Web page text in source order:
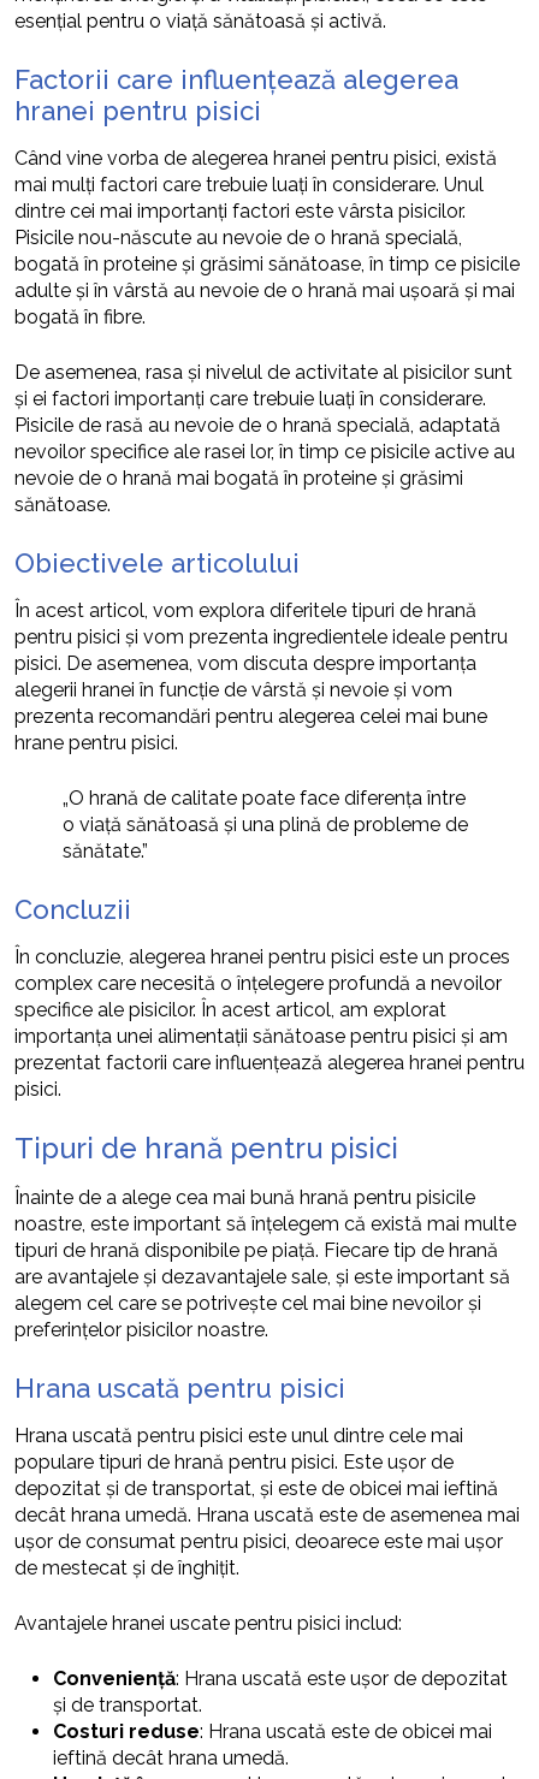
esențial pentru o viață sănătoasă și activă.
Factorii care influențează alegerea
hranei pentru pisici
Când vine vorba de alegerea hranei pentru pisici, există
mai mulți factori care trebuie luați în considerare. Unul
dintre cei mai importanți factori este vârsta pisicilor.
Pisicile nou-născute au nevoie de o hrană specială,
bogată în proteine și grăsimi sănătoase, în timp ce pisicile
adulte și în vârstă au nevoie de o hrană mai ușoară și mai
bogată în fibre.
De asemenea, rasa și nivelul de activitate al pisicilor sunt
și ei factori importanți care trebuie luați în considerare.
Pisicile de rasă au nevoie de o hrană specială, adaptată
nevoilor specifice ale rasei lor, în timp ce pisicile active au
nevoie de o hrană mai bogată în proteine și grăsimi
sănătoase.
Obiectivele articolului
În acest articol, vom explora diferitele tipuri de hrană
pentru pisici și vom prezenta ingredientele ideale pentru
pisici. De asemenea, vom discuta despre importanța
alegerii hranei în funcție de vârstă și nevoie și vom
prezenta recomandări pentru alegerea celei mai bune
hrane pentru pisici.
„O hrană de calitate poate face diferența între
o viață sănătoasă și una plină de probleme de
sănătate.”
Concluzii
În concluzie, alegerea hranei pentru pisici este un proces
complex care necesită o înțelegere profundă a nevoilor
specifice ale pisicilor. În acest articol, am explorat
importanța unei alimentații sănătoase pentru pisici și am
prezentat factorii care influențează alegerea hranei pentru
pisici.
Tipuri de hrană pentru pisici
Înainte de a alege cea mai bună hrană pentru pisicile
noastre, este important să înțelegem că există mai multe
tipuri de hrană disponibile pe piață. Fiecare tip de hrană
are avantajele și dezavantajele sale, și este important să
alegem cel care se potrivește cel mai bine nevoilor și
preferințelor pisicilor noastre.
Hrana uscată pentru pisici
Hrana uscată pentru pisici este unul dintre cele mai
populare tipuri de hrană pentru pisici. Este ușor de
depozitat și de transportat, și este de obicei mai ieftină
decât hrana umedă. Hrana uscată este de asemenea mai
ușor de consumat pentru pisici, deoarece este mai ușor
de mestecat și de înghițit.
Avantajele hranei uscate pentru pisici includ:
Conveniență: Hrana uscată este ușor de depozitat
și de transportat.
Costuri reduse: Hrana uscată este de obicei mai
ieftină decât hrana umedă.